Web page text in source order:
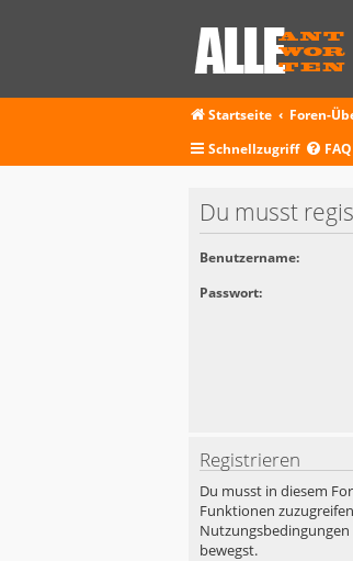
Startseite
Foren-
Schnellzugriff
FAQ
Du musst
Benutzername:
Passwort:
Registrieren
Du musst in diesem
Funktionen
bewegst.